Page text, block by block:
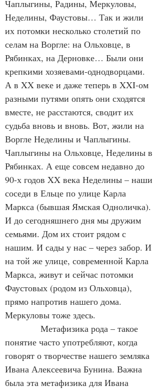
Чаплыгины, Радины, Меркуловы,
Неделины, Фаустовы… Так и жили
их потомки несколько столетий по
селам на Воргле: на Ольховце, в
Рябинках, на Дерновке… Были они
крепкими хозяевами-однодворцами.
А в XX веке и даже теперь в XXI-ом
разными путями опять они сходятся
вместе, не расстаются, сводит их
судьба вновь и вновь. Вот, жили на
Воргле Неделины и Чаплыгины.
Чаплыгины на Ольховце, Неделины в
Рябинках. А еще совсем недавно до
90-х годов XX века Неделины – наши
соседи в Ельце по улице Карла
Маркса (бывшая Ямская Одноличка).
И до сегодняшнего дня мы дружим
семьями. Дом их стоит рядом с
нашим. И сады у нас – через забор. И
на той же улице, современной Карла
Маркса, живут и сейчас потомки
Фаустовых (родом из Ольховца),
прямо напротив нашего дома.
Меркуловы тоже здесь.
Метафизика рода – такое
понятие часто употребляют, когда
говорят о творчестве нашего земляка
Ивана Алексеевича Бунина. Важна
была эта метафизика для Ивана